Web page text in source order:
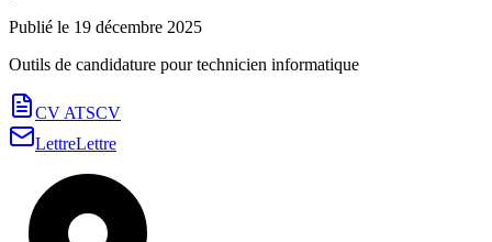
Publié le 19 décembre 2025
Outils de candidature pourtechnicien informatique
CV ATSCV
LettreLettre